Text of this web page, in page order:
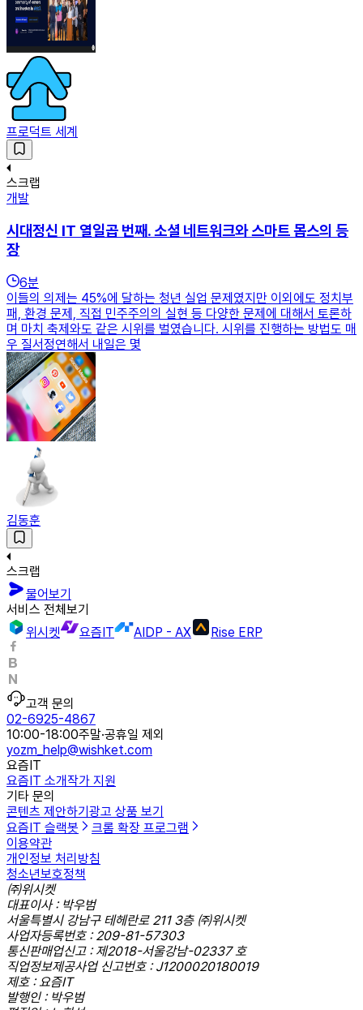
프로덕트 세계
스크랩
개발
시대정신 IT 열일곱 번째. 소셜 네트워크와 스마트 몹스의 등
장
6분
이들의 의제는 45%에 달하는 청년 실업 문제였지만 이외에도 정치부
패, 환경 문제, 직접 민주주의의 실현 등 다양한 문제에 대해서 토론하
며 마치 축제와도 같은 시위를 벌였습니다. 시위를 진행하는 방법도 매
우 질서정연해서 내일은 몇
김동훈
스크랩
물어보기
서비스 전체보기
위시켓
요즘IT AIDP - AX Rise ERP
고객 문의
02-6925-4867
10:00-18:00주말·공휴일 제외
yozm_help@wishket.com
요즘IT
요즘IT 소개작가 지원
기타 문의
콘텐츠 제안하기광고 상품 보기
요즘IT 슬랙봇
크롬 확장 프로그램
이용약관
개인정보 처리방침
청소년보호정책
㈜위시켓
대표이사 : 박우범
서울특별시 강남구 테헤란로 211 3층 ㈜위시켓
사업자등록번호 : 209-81-57303
통신판매업신고 : 제2018-서울강남-02337 호
직업정보제공사업 신고번호 : J1200020180019
제호 : 요즘IT
발행인 : 박우범